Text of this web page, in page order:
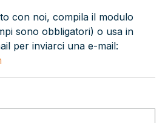
con noi, compila il modulo
sono obbligatori) o usa in
per inviarci una e-mail: